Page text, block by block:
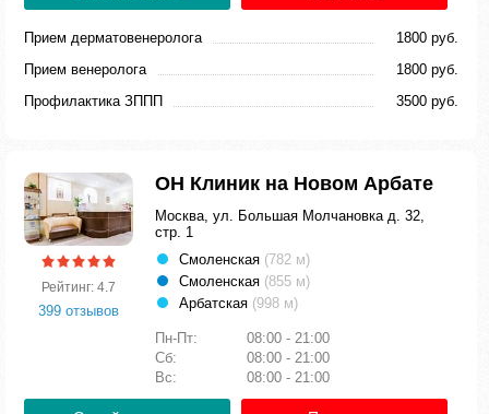
Прием дерматовенеролога
1800 руб.
Прием венеролога
1800 руб.
Профилактика ЗППП
3500 руб.
Рейтинг: 4.7
399 отзывов
ОН Клиник на Новом Арбате
Москва, ул. Большая Молчановка д. 32,
стр. 1
Смоленская (782 м)
Смоленская (855 м)
Арбатская (998 м)
Пн-Пт:
08:00 - 21:00
Сб:
08:00 - 21:00
Вс:
08:00 - 21:00